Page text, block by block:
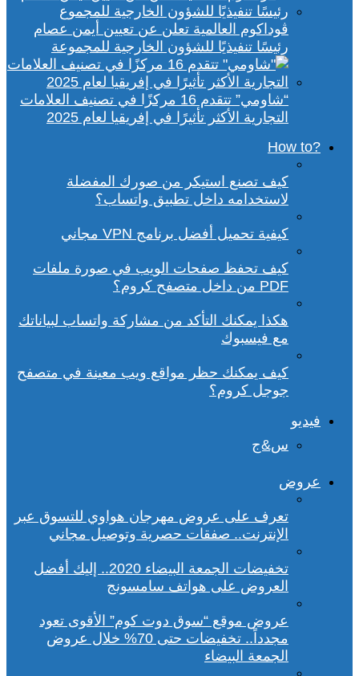
ڤوداكوم العالمية تعلن عن تعيين أيمن عصام
رئيسًا تنفيذيًا للشؤون الخارجية للمجموعة
“شاومي” تتقدم 16 مركزًا في تصنيف العلامات
التجارية الأكثر تأثيرًا في إفريقيا لعام 2025
?How to
كيف تصنع استيكر من صورك المفضلة
لاستخدامه داخل تطبيق واتساب؟
كيفية تحميل أفضل برنامج VPN مجاني
كيف تحفظ صفحات الويب في صورة ملفات
PDF من داخل متصفح كروم؟
هكذا يمكنك التأكد من مشاركة واتساب لبياناتك
مع فيسبوك
كيف يمكنك حظر مواقع ويب معينة في متصفح
جوجل كروم؟
فيديو
س&ج
عروض
تعرف على عروض مهرجان هواوي للتسوق عبر
الإنترنت.. صفقات حصرية وتوصيل مجاني
تخفيضات الجمعة البيضاء 2020.. إليك أفضل
العروض على هواتف سامسونج
عروض موقع “سوق دوت كوم” الأقوى تعود
مجدداً.. تخفيضات حتى 70% خلال عروض
الجمعة البيضاء